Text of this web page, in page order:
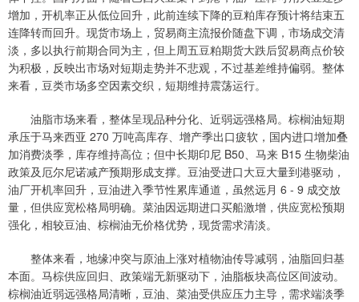
增加，开机率正从低位回升，此前连续下降的豆粕库存预计将结束五
连降转而回升。现货市场上，贸易商主流报价随盘下调，市场成交清
淡，多以执行前期合同为主，但上周五豆粕期货大跌后贸易商点价较
为积极，反映出市场对短期走势并不悲观，不过基差维持偏弱。整体
来看，豆类市场多空因素交织，短期维持震荡运行。
油脂市场来看，整体呈现品种分化、近弱远强格局。棕榈油短期
承压于马来西亚 270 万吨高库存、增产季出口疲软，国内进口增加叠
加消费淡季，库存维持高位；但中长期印尼 B50、马来 B15 生物柴油
政策及厄尔尼诺减产预期形成支撑。豆油受进口大豆大量到港驱动，
油厂开机率回升，豆油进入季节性累库通道，虽然远月 6 - 9 成交放
量，但供应宽松格局明确。菜油因远期进口买船激增，供应宽松预期
强化，相较豆油、棕榈油无价格优势，现货需求清淡。
整体来看，地缘冲突与原油上涨对植物油传导减弱，油脂回归基
本面。马棕供应回归、政策端无新驱动下，油脂板块高位区间波动。
棕榈油近弱远强格局清晰，豆油、菜油受供应压力主导，需求端淡季